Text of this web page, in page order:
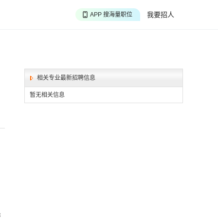
我要招人
APP 搜海量职位
APP 聊投递进度
相关专业最新招聘信息
暂无相关信息